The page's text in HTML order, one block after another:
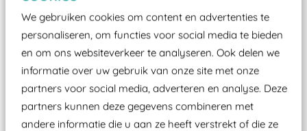
We gebruiken cookies om content en advertenties te
personaliseren, om functies voor social media te bieden
en om ons websiteverkeer te analyseren. Ook delen we
informatie over uw gebruik van onze site met onze
partners voor social media, adverteren en analyse. Deze
partners kunnen deze gegevens combineren met
andere informatie die u aan ze heeft verstrekt of die ze